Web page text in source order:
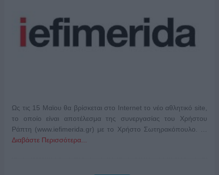
Ως τις 15 Μαϊου θα βρίσκεται στο Internet το νέο αθλητικό site,
το οποίο είναι αποτέλεσμα της συνεργασίας του Χρήστου
Ράπτη (www.iefimerida.gr) με το Χρήστο Σωτηρακόπουλο. …
Διαβάστε Περισσότερα...